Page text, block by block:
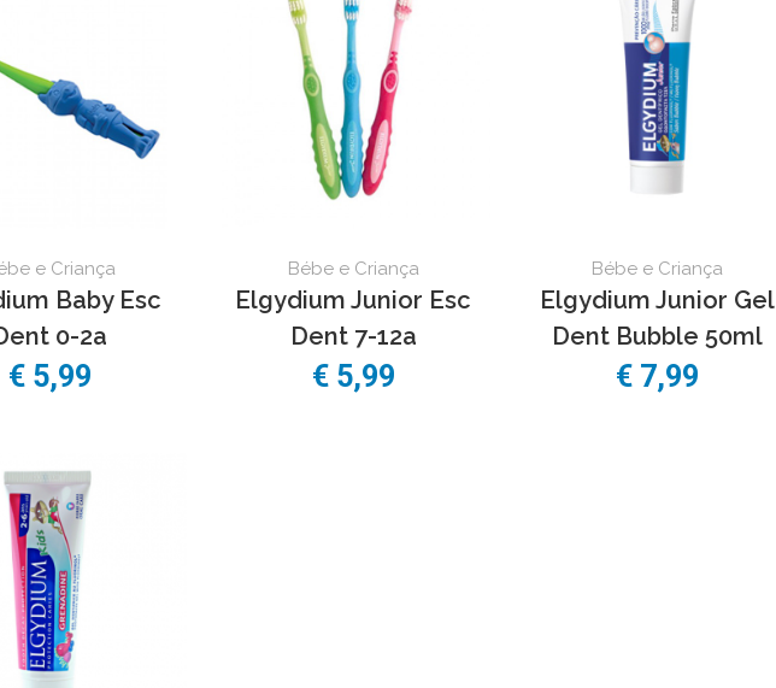
e Criança
Baby Esc
0-2a
€ 5,99
Bébe e Criança
Elgydium Junior Esc
Dent 7-12a
€ 5,99
Bébe e Criança
Elgydium Junior Gel
Dent Bubble 50ml
€ 7,99